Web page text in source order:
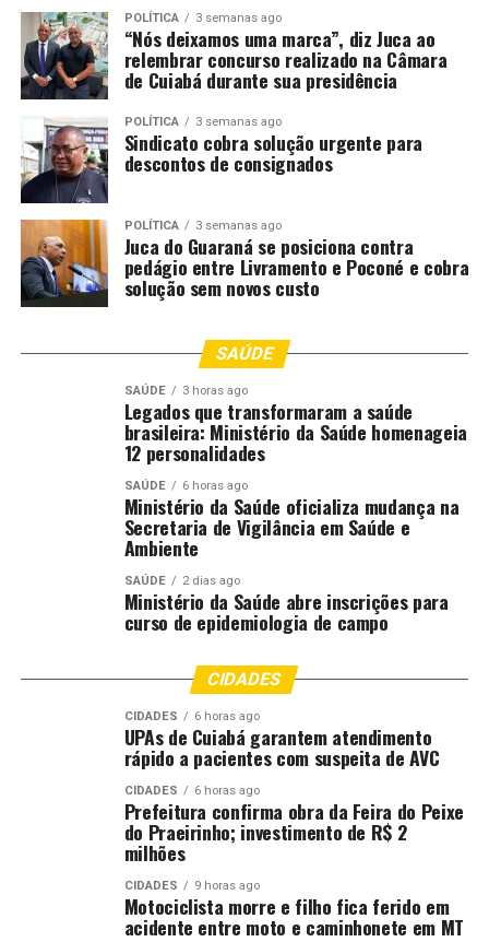
promoção comercial do Mapa para ampliar a presença
de produtos agropecuários nacionais em mercados
internacionais e diversificar destinos de exportação.
O material fornecido, no entanto, não apresenta
estimativas de negócios, metas de exportação, prazos de
desdobramento comercial ou impactos diretos para
produtores e agroindústrias.
A participação brasileira na feira foi apresentada como
ação de promoção comercial no mercado asiático, com
foco em alimentos e ingredientes do agro nacional. O
imediatos nem detalha efeitos objetivos para as cadeias
gov.br
Brasil apresenta 16 empresas na Seoul Food &
apareceu primeiro em
Comentários
RELATED TOPICS: AGRICULTURA APRESENTA
BRASIL
EMPRESAS FOOD HOTEL
Operação do ICMBio apreende gado e gera tensão em
São Félix do Xingu
Bahia Farm Show encerra 20ª edição com recorde de
172 mil visitantes
POLÍTICA 3 semanas ago
“Nós deixamos uma marca”, diz Juca ao
relembrar concurso realizado na Câmara
de Cuiabá durante sua presidência
POLÍTICA 3 semanas ago
Sindicato cobra solução urgente para
descontos de consignados
POLÍTICA 3 semanas ago
Juca do Guaraná se posiciona contra
pedágio entre Livramento e Poconé e cobra
solução sem novos custo
SAÚDE
SAÚDE 3 horas ago
Legados que transformaram a saúde
brasileira: Ministério da Saúde homenageia
12 personalidades
SAÚDE 6 horas ago
Ministério da Saúde oficializa mudança na
Secretaria de Vigilância em Saúde e
Ambiente
SAÚDE 2 dias ago
Ministério da Saúde abre inscrições para
curso de epidemiologia de campo
CIDADES
CIDADES 6 horas ago
UPAs de Cuiabá garantem atendimento
rápido a pacientes com suspeita de AVC
CIDADES 6 horas ago
Prefeitura confirma obra da Feira do Peixe
do Praeirinho; investimento de R$ 2
milhões
CIDADES 9 horas ago
Motociclista morre e filho fica ferido em
acidente entre moto e caminhonete em MT